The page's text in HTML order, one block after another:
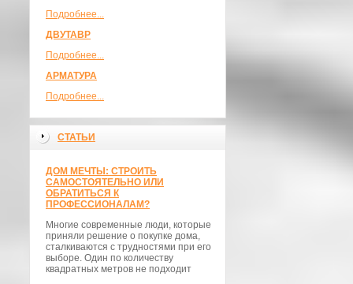
Подробнее...
ДВУТАВР
Подробнее...
АРМАТУРА
Подробнее...
СТАТЬИ
ДОМ МЕЧТЫ: СТРОИТЬ
САМОСТОЯТЕЛЬНО ИЛИ
ОБРАТИТЬСЯ К
ПРОФЕССИОНАЛАМ?
Многие современные люди, которые
приняли решение о покупке дома,
сталкиваются с трудностями при его
выборе. Один по количеству
квадратных метров не подходит